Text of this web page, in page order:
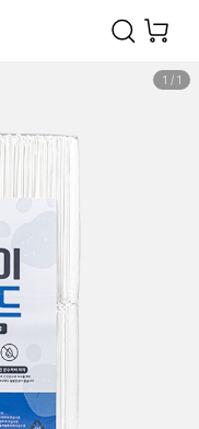
1 / 1